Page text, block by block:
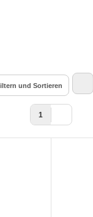
und Sortieren
1